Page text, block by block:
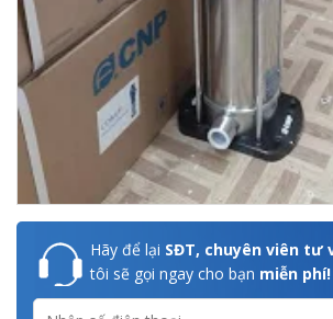
Hãy để lại SĐT, chuyên viên tư
tôi sẽ gọi ngay cho bạn miễn phí!